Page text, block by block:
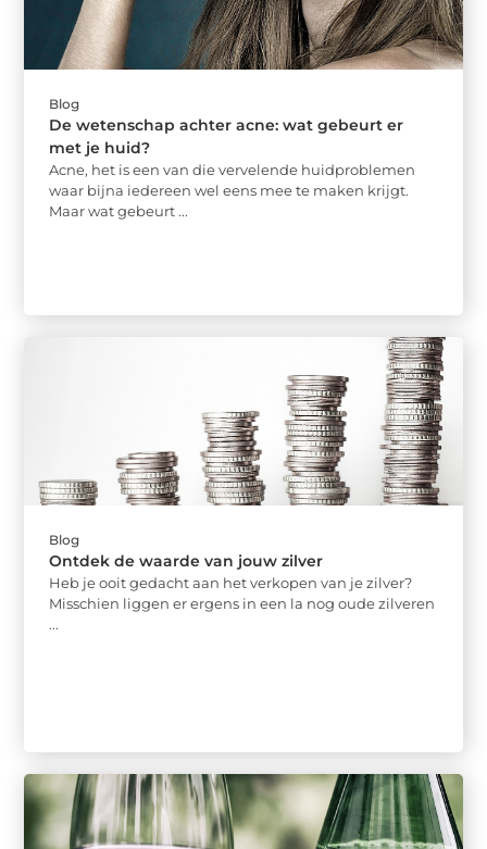
Blog
De wetenschap achter acne: wat gebeurt er
met je huid?
Acne, het is een van die vervelende huidproblemen
waar bijna iedereen wel eens mee te maken krijgt.
Maar wat gebeurt ...
Blog
Ontdek de waarde van jouw zilver
Heb je ooit gedacht aan het verkopen van je zilver?
Misschien liggen er ergens in een la nog oude zilveren
...